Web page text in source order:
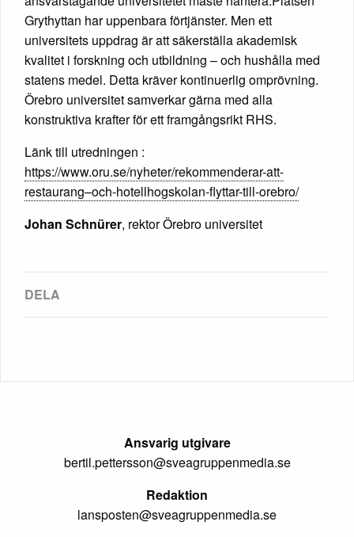
Grythyttan har uppenbara förtjänster. Men ett
universitets uppdrag är att säkerställa akademisk
kvalitet i forskning och utbildning – och hushålla med
statens medel. Detta kräver kontinuerlig omprövning.
Örebro universitet samverkar gärna med alla
konstruktiva krafter för ett framgångsrikt RHS.
Länk till utredningen :
https://www.oru.se/nyheter/rekommenderar-att-
restaurang–och-hotellhogskolan-flyttar-till-orebro/
Johan Schnürer, rektor Örebro universitet
Ansvarig utgivare
bertil.pettersson@sveagruppenmedia.se
Redaktion
lansposten@sveagruppenmedia.se